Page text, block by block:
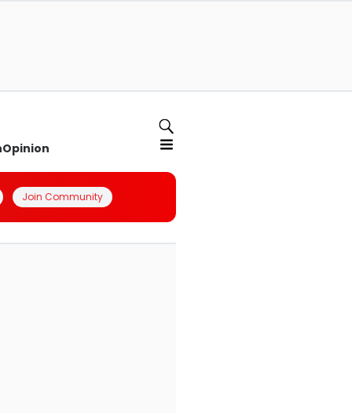
Opinion
Join Community